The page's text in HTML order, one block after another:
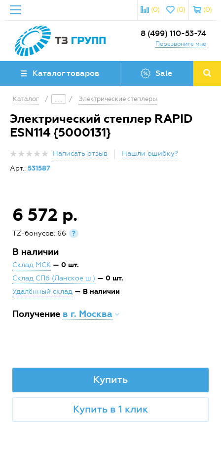
(0)
(0)
(0)
8 (499) 110-53-74
Перезвоните мне
Каталог товаров Sale
Каталог / / Электрические степлеры
Электрический степлер RAPID
ESN114 {5000131}
Написать отзыв
Нашли ошибку?
Арт.: 531587
6 572 р.
TZ-бонусов: 66 ?
В наличии
Склад МСК — 0 шт.
Склад СПб (Ланское ш.) — 0 шт.
Удалённый склад — В наличии
Получение в г. Москва
Купить
Купить в 1 клик